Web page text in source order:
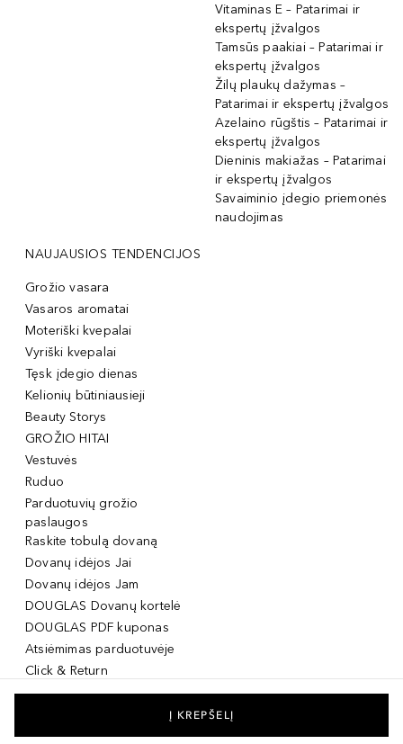
Vitaminas E – Patarimai ir
ekspertų įžvalgos
Tamsūs paakiai – Patarimai ir
ekspertų įžvalgos
Žilų plaukų dažymas –
Patarimai ir ekspertų įžvalgos
Azelaino rūgštis – Patarimai ir
ekspertų įžvalgos
Dieninis makiažas – Patarimai
ir ekspertų įžvalgos
Savaiminio įdegio priemonės
naudojimas
NAUJAUSIOS TENDENCIJOS
Grožio vasara
Vasaros aromatai
Moteriški kvepalai
Vyriški kvepalai
Tęsk įdegio dienas
Kelionių būtiniausieji
Beauty Storys
GROŽIO HITAI
Vestuvės
Ruduo
Parduotuvių grožio
paslaugos
Raskite tobulą dovaną
Dovanų idėjos Jai
Dovanų idėjos Jam
DOUGLAS Dovanų kortelė
DOUGLAS PDF kuponas
Atsiėmimas parduotuvėje
Click & Return
DOUGLAS Grožio Kortelė
Į KREPŠELĮ